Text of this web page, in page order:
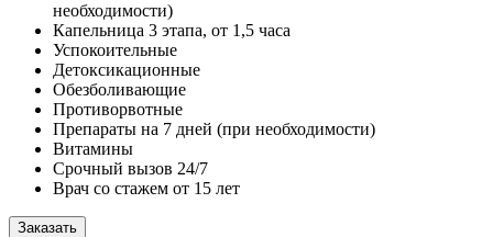
необходимости)
Капельница 3 этапа, от 1,5 часа
Успокоительные
Детоксикационные
Обезболивающие
Противорвотные
Препараты на 7 дней (при необходимости)
Витамины
Срочный вызов 24/7
Врач со стажем от 15 лет
Заказать